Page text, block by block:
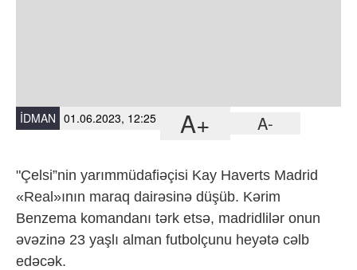
İDMAN 01.06.2023, 12:25 A+ A-
"Çelsi”nin yarımmüdafiəçisi Kay Haverts Madrid
«Real»ının maraq dairəsinə düşüb. Kərim
Benzema komandanı tərk etsə, madridlilər onun
əvəzinə 23 yaşlı alman futbolçunu heyətə cəlb
edəcək.